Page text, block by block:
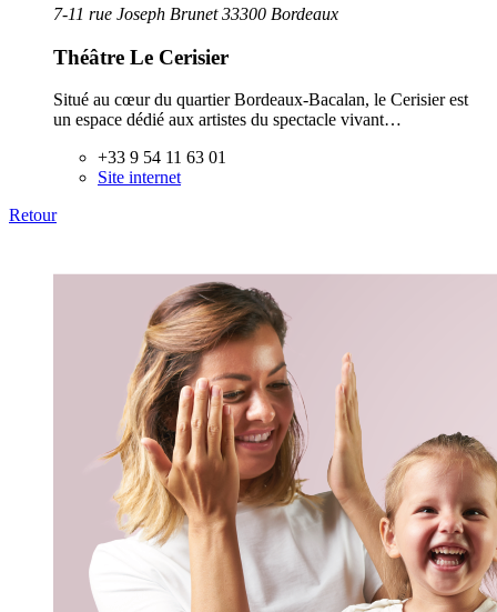
7-11 rue Joseph Brunet 33300 Bordeaux
Théâtre Le Cerisier
Situé au cœur du quartier Bordeaux-Bacalan, le Cerisier est
un espace dédié aux artistes du spectacle vivant…
+33 9 54 11 63 01
Site internet
Retour